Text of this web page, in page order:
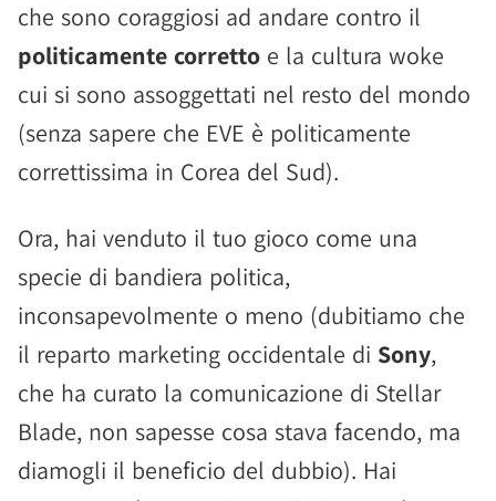
che sono coraggiosi ad andare contro il
politicamente corretto e la cultura woke
cui si sono assoggettati nel resto del mondo
(senza sapere che EVE è politicamente
correttissima in Corea del Sud).
Ora, hai venduto il tuo gioco come una
specie di bandiera politica,
inconsapevolmente o meno (dubitiamo che
il reparto marketing occidentale di Sony,
che ha curato la comunicazione di Stellar
Blade, non sapesse cosa stava facendo, ma
diamogli il beneficio del dubbio). Hai